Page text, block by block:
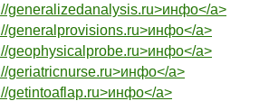
generalizedanalysis.ru>инфо</a>
generalprovisions.ru>инфо</a>
geophysicalprobe.ru>инфо</a>
geriatricnurse.ru>инфо</a>
getintoaflap.ru>инфо</a>